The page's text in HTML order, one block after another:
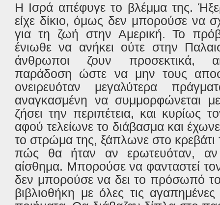
Η Ισρά απέφυγε το βλέμμα της.
είχε δίκιο, όμως δεν μπορούσε να
για τη ζωή στην Αμερική. Το
ένιωθε να ανήκει ούτε στην
άνθρωποι ζουν προσεκτικά,
παράδοση ώστε να μην τους
ονειρευόταν μεγαλύτερα
αναγκασμένη να συμμορφώνεται
ζήσει την περιπέτεια, και κυρίως
αφού τελείωνε το διάβασμα και
το στρώμα της, ξάπλωνε στο κρεβάτι
πώς θα ήταν αν ερωτευόταν, αν
αίσθημα. Μπορούσε να φανταστεί
δεν μπορούσε να δει το πρόσωπό
βιβλιοθήκη με όλες τις αγαπημένες